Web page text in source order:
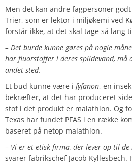
Men det kan andre fagpersoner
Trier, som er lektor i miljøkemi ved
forstår ikke, at det skal tage så lang
– Det burde kunne gøres på nogle
har fluorstoffer i deres spildevand, må
andet sted.
Et bud kunne være i fyfanon, en
bekræfter, at det har produceret
stof i det produkt er malathion. Og
Texas har fundet PFAS i en række
baseret på netop malathion.
– Vi er et etisk firma, der lever op til
svarer fabrikschef Jacob Kyllesbech.